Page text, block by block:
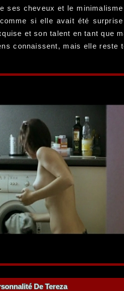
cheveux et le
si elle avait été
et son talent en tant que
connaissent, mais elle
De Tereza